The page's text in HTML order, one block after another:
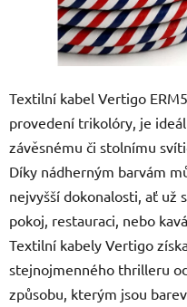
Textilní kabel Vertigo
provedení trikolóry, je
závěsnému či stolnímu
Díky nádherným barvám
nejvyšší dokonalosti, ať už
pokoj, restauraci, nebo
Textilní kabely Vertigo
stejnojmenného thrilleru
způsobu, kterým jsou